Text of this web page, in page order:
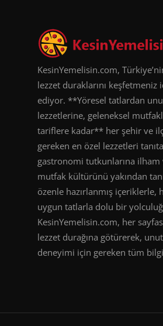
KesinYemelisin.com,
lezzet duraklarını
ediyor. **Yöresel tatlardan
lezzetlerine, geleneksel
tariflere kadar** her şehir ve
gereken en özel lezzetleri
gastronomi tutkunlarına ilham
mutfak kültürünü yakından
özenle hazırlanmış içeriklerle,
uygun tatlarla dolu bir
KesinYemelisin.com, her
lezzet durağına götürerek,
deneyimi için gereken tüm